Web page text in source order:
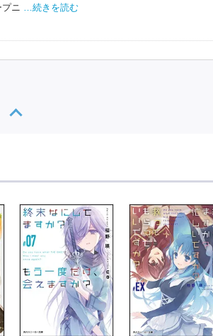
ニ …続きを読む